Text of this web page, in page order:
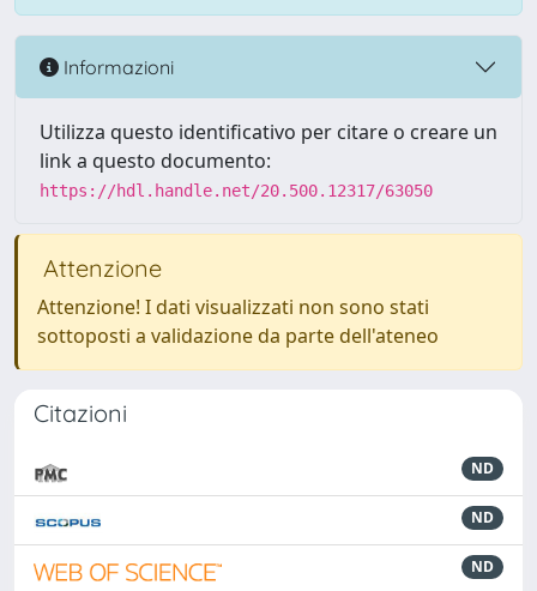
Informazioni
Utilizza questo identificativo per citare o creare un
link a questo documento:
https://hdl.handle.net/20.500.12317/63050
Attenzione
Attenzione! I dati visualizzati non sono stati
sottoposti a validazione da parte dell'ateneo
Citazioni
ND
ND
ND